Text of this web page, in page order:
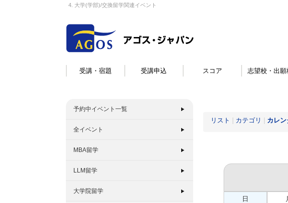
4. 大学(学部)/交換留学関連イベント
受講・宿題 受講申込 スコア 志望校・出願
予約中イベント一覧
全イベント
MBA留学
LLM留学
大学院留学
リスト カテゴリ カレ
日